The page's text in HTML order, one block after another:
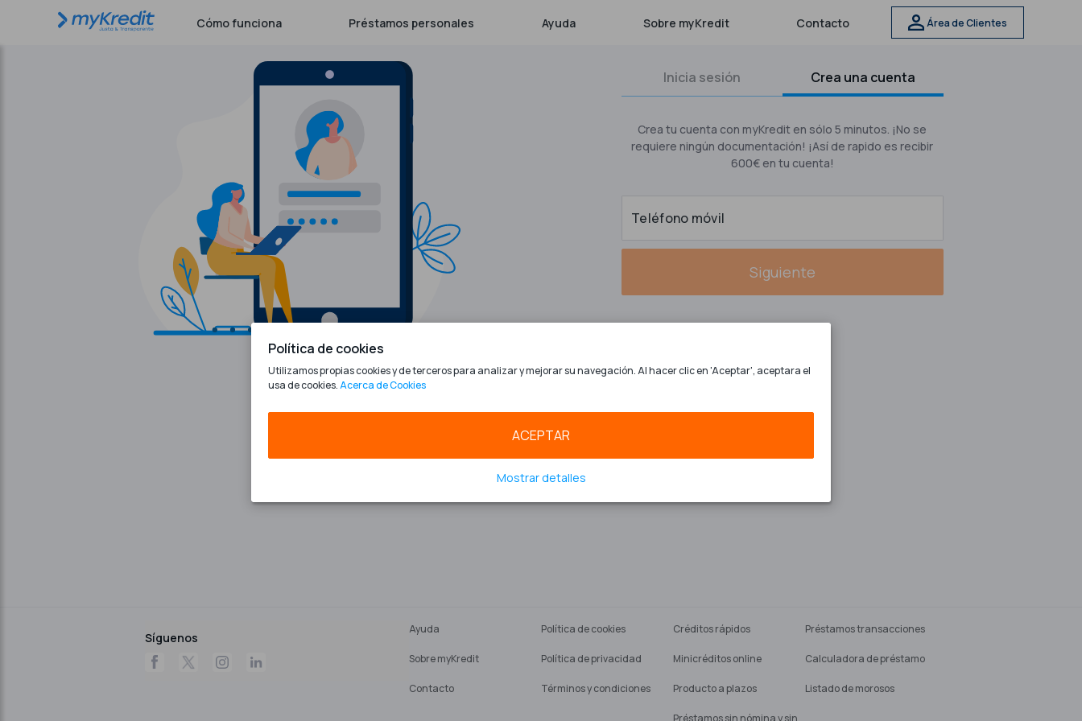
Cómo funciona Préstamos personales Ayuda Sobre myKredit Contacto Área de Clientes
Inicia sesión Crea una cuenta
Crea tu cuenta con myKredit en sólo 5 minutos. ¡No se
requiere ningún documentación! ¡Así de rapido es recibir
600€ en tu cuenta!
Teléfono móvil
Siguiente
Síguenos
Ayuda
Sobre myKredit
Contacto
Política de cookies
Política de privacidad
Términos y condiciones
Créditos rápidos
Minicréditos online
Producto a plazos
Préstamos sin nómina y sin
Préstamos transacciones
Calculadora de préstamo
Listado de morosos
Política de cookies
Utilizamos propias cookies y de terceros para analizar y mejorar su navegación. Al hacer clic en 'Aceptar', aceptara el
usa de cookies.Acerca de Cookies
ACEPTAR
Mostrar detalles